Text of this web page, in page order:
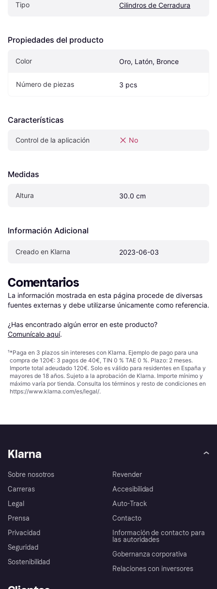
Tipo Cilindros de Cerradura
Propiedades del producto
Color Oro, Latón, Bronce
Número de piezas 3 pcs
Características
Control de la aplicación No
Medidas
Altura 30.0 cm
Información Adicional
Creado en Klarna 2023-06-03
Comentarios
La información mostrada en esta página procede de diversas
fuentes externas y debe utilizarse únicamente como referencia.
¿Has encontrado algún error en este producto?
Comunícalo aquí.
¹*Paga en 3 plazos sin intereses con Klarna. Ejemplo de pago para una
compra de 120€: 3 pagos de 40€, TIN 0 % TAE 0 %. Plazo: 2 meses.
Importe total adeudado 120€. Solo es válido para residentes en España y
mayores de 18 años. Sujeto a la aprobación de Klarna. Importe mínimo y
máximo varía por tienda. Consulta los términos y resto de condiciones en
https://www.klarna.com/es/legal/.
Klarna
Sobre nosotros
Carreras
Legal
Prensa
Privacidad
Seguridad
Sostenibilidad
Revender
Accesibilidad
Auto-Track
Contacto
Información de contacto para
las autoridades
Gobernanza corporativa
Relaciones con inversores